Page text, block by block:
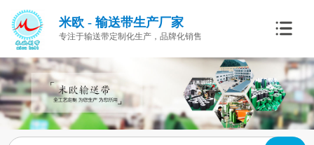
米欧 - 输送带生产厂家
专注于输送带定制化生产，品牌化销售